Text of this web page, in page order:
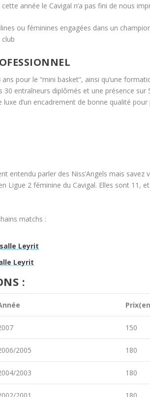
année le Cavigal n’a pas fini de nous
ou féminines engagées dans un
pour le “mini basket”, ainsi qu’une
entraîneurs diplômés et une présence sur
d’un encadrement de bonne qualité
entendu parler des Niss’Angels mais savez
en Ligue 2 féminine du Cavigal. Elles sont 11,
matchs :
salle Leyrit
Leyrit
:
150
2005 180
2003 180